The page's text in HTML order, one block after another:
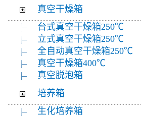
真空干燥箱
台式真空干燥箱250℃
立式真空干燥箱250℃
全自动真空干燥箱250℃
真空干燥箱400℃
真空脱泡箱
培养箱
生化培养箱